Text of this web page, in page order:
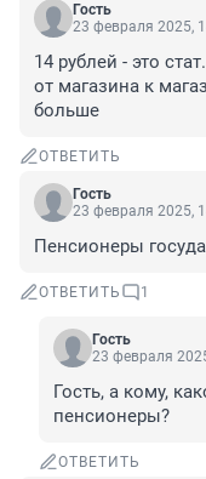
Гость
23 февраля 2025,
14 рублей - это
от магазина к
больше
ОТВЕТИТЬ
Гость
23 февраля 2025,
Пенсионеры
ОТВЕТИТЬ 1
Гость
23 февраля
Гость, а кому,
пенсионеры?
ОТВЕТИТЬ